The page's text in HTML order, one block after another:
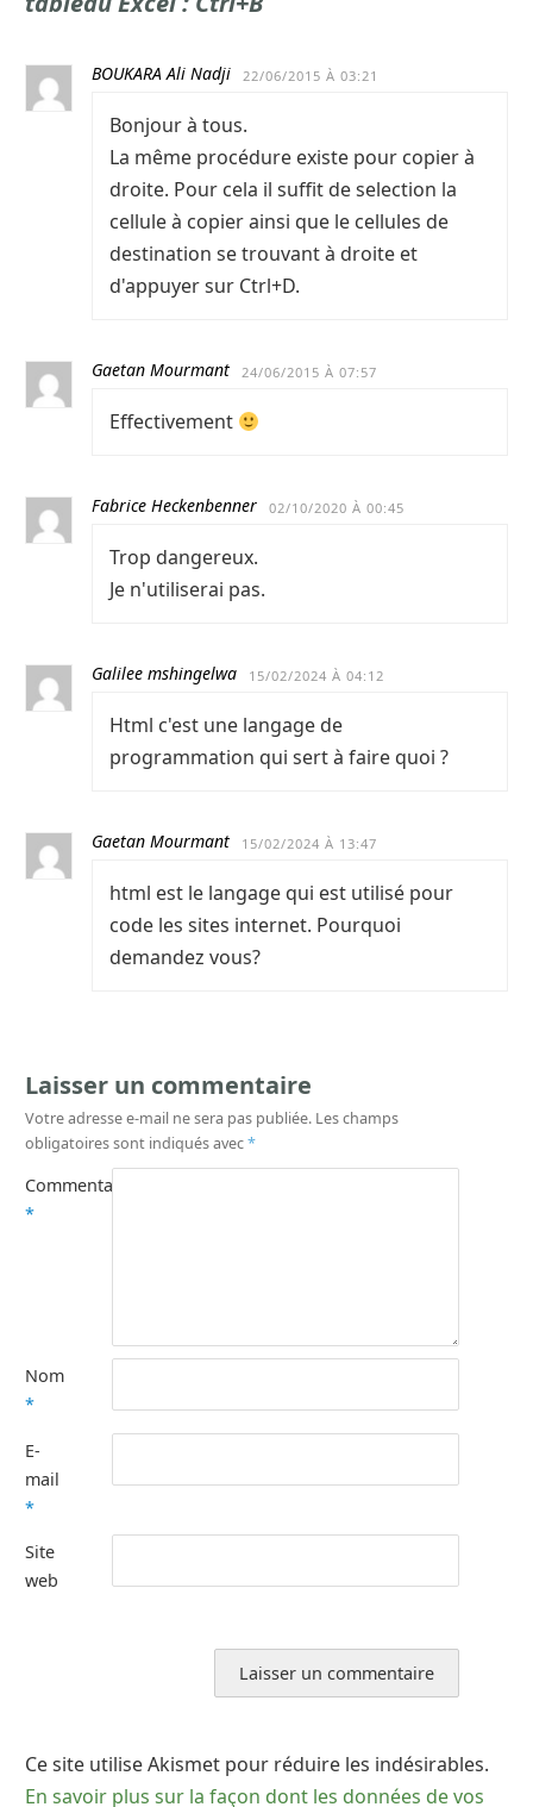
BOUKARA Ali Nadji 22/06/2015 À 03:21
Bonjour à tous.
La même procédure existe pour copier à
droite. Pour cela il suffit de selection la
cellule à copier ainsi que le cellules de
destination se trouvant à droite et
d'appuyer sur Ctrl+D.
Gaetan Mourmant 24/06/2015 À 07:57
Effectivement
Fabrice Heckenbenner 02/10/2020 À 00:45
Trop dangereux.
Je n'utiliserai pas.
Galilee mshingelwa 15/02/2024 À 04:12
Html c'est une langage de
programmation qui sert à faire quoi ?
Gaetan Mourmant 15/02/2024 À 13:47
html est le langage qui est utilisé pour
code les sites internet. Pourquoi
demandez vous?
Laisser un commentaire
Votre adresse e-mail ne sera pas publiée. Les champs
obligatoires sont indiqués avec*
Commentaire
*
Nom
*
E-
mail
*
Site
web
Ce site utilise Akismet pour réduire les indésirables.
En savoir plus sur la façon dont les données de vos